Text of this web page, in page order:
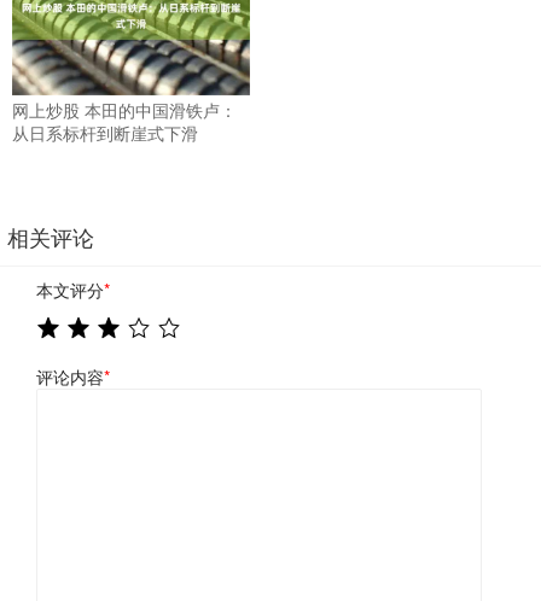
网上炒股 本田的中国滑铁卢：
从日系标杆到断崖式下滑
相关评论
本文评分*
评论内容*